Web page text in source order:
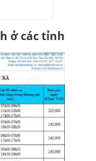
ở các tỉnh